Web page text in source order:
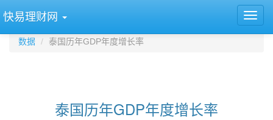
快易理财网
数据 泰国历年GDP年度增长率
泰国历年GDP年度增长率